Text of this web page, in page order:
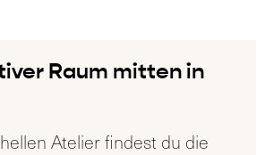
Raum mitten in
Atelier findest du die